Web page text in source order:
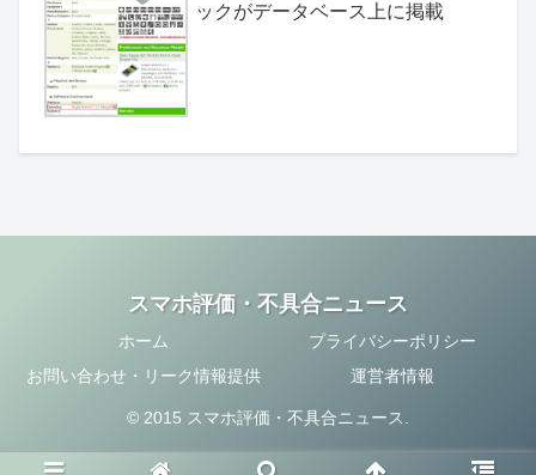
ックがデータベース上に掲載
スマホ評価・不具合ニュース
ホーム
プライバシーポリシー
お問い合わせ・リーク情報提供
運営者情報
© 2015 スマホ評価・不具合ニュース.